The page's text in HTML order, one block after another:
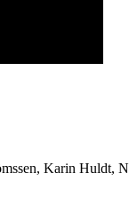
Karin Huldt,